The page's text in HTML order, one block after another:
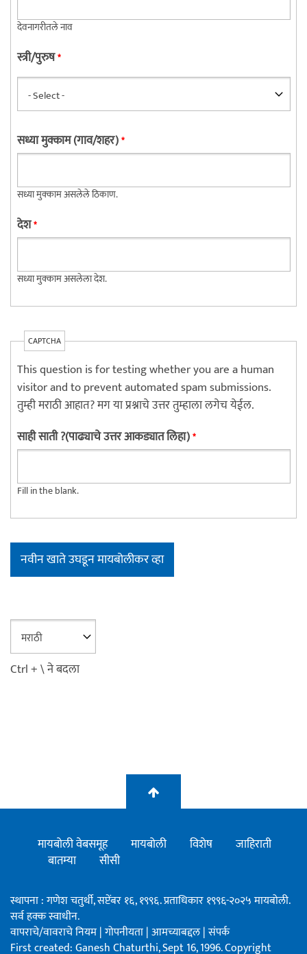
देवनागरीतले नाव
स्त्री/पुरुष*
सध्या मुक्काम (गाव/शहर)*
सध्या मुक्काम असलेले ठिकाण.
देश*
सध्या मुक्काम असलेला देश.
CAPTCHA
This question is for testing whether you are a human
visitor and to prevent automated spam submissions.
तुम्ही मराठी आहात? मग या प्रश्नाचे उत्तर तुम्हाला लगेच येईल.
साही साती ?(पाढ्याचे उत्तर आकड्यात लिहा)*
Fill in the blank.
Ctrl + \ ने बदला
मायबोली वेबसमूह मायबोली विशेष
जाहिराती
बातम्या
सीसी
स्थापना : गणेश चतुर्थी, सप्टेंबर १६, १९९६. प्रताधिकार १९९६-२०२५ मायबोली.
सर्व हक्क स्वाधीन.
वापराचे/वावराचे नियम|गोपनीयता|आमच्याबद्दल|संपर्क
First created: Ganesh Chaturthi, Sept 16, 1996. Copyright